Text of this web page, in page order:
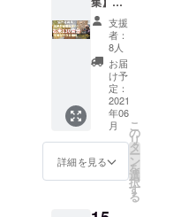
届けい
たしま
す！ ※
指定住
所へ発
送いた
しま
す。
（送料
込み）
※配送日
指定は
指定住
所へ発
送いた
しま
す。
（送料
込み）
※配送日
指定は
できま
せん。
配送不
米が必
要な方
へお米
130食分
を寄付
できる
権利！
ご支援
いただ
くお金
を
「フー
支援
者：
8人
お届
け予
定：
2021
年06
月
詳細を見る
こ
の
リ
タ
ー
ン
を
選
択
す
る